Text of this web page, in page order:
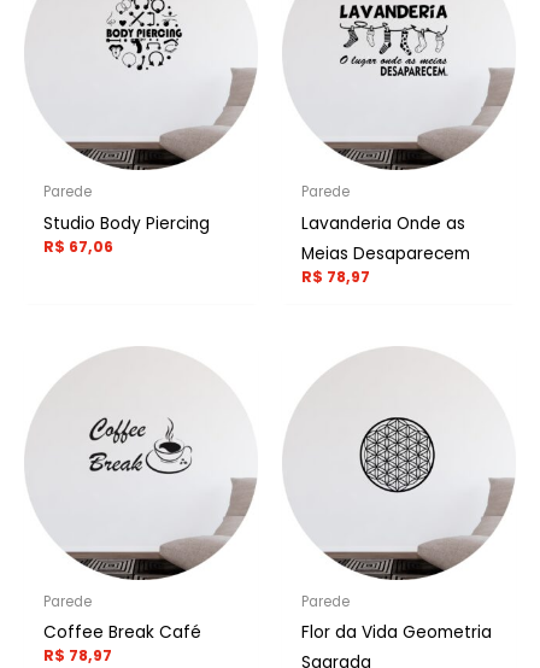
Parede
Studio Body Piercing
R$ 67,06
Parede
Lavanderia Onde as
Meias Desaparecem
R$ 78,97
Parede
Coffee Break Café
R$ 78,97
Parede
Flor da Vida Geometria
Sagrada